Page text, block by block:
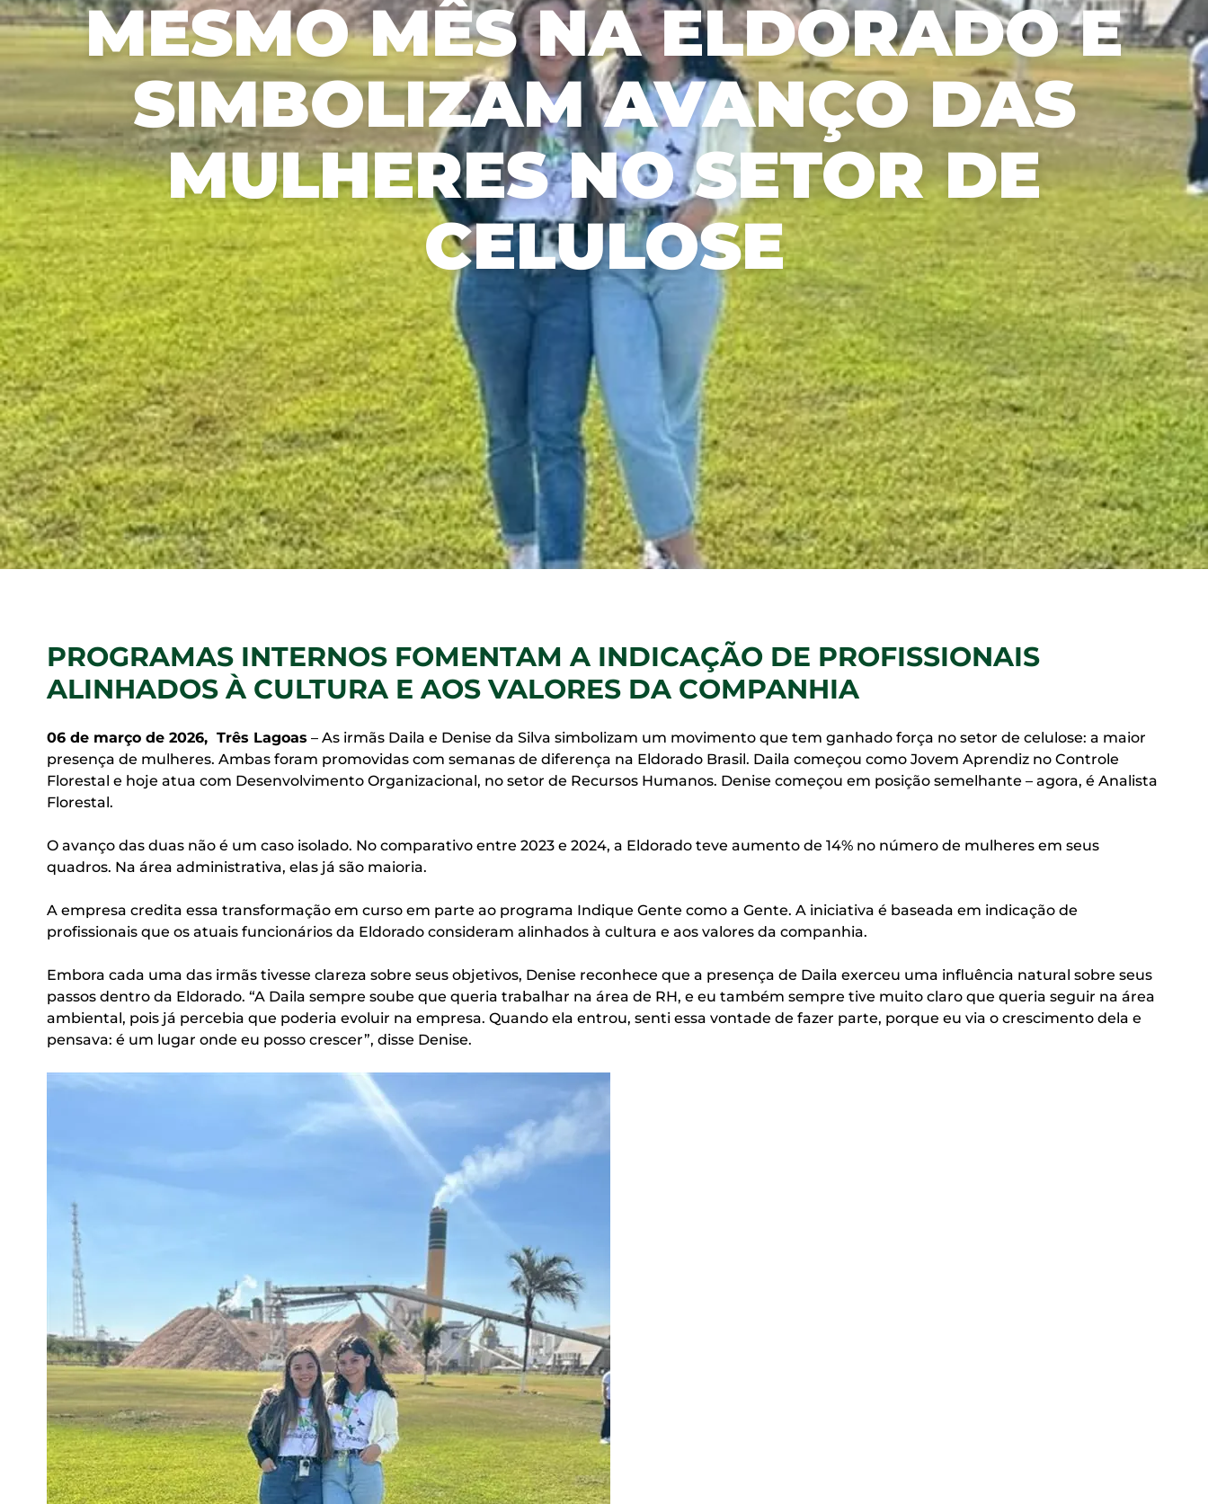
Recusar não essenciais Aceitar todos
Salvar preferências
adequado,
socialmente
benéfico e
economicamente
viável.
Relatório de Sustentabilidade
Plano de Manejo Florestal
com nossos
públicos e o
mercado.
MESMO MÊS NA ELDORADO E
SIMBOLIZAM AVANÇO DAS
MULHERES NO SETOR DE
CELULOSE
PROGRAMAS INTERNOS FOMENTAM A INDICAÇÃO DE PROFISSIONAIS
ALINHADOS À CULTURA E AOS VALORES DA COMPANHIA
06 de março de 2026, Três Lagoas – As irmãs Daila e Denise da Silva simbolizam um movimento que tem ganhado força no setor de celulose: a maior
presença de mulheres. Ambas foram promovidas com semanas de diferença na Eldorado Brasil. Daila começou como Jovem Aprendiz no Controle
Florestal e hoje atua com Desenvolvimento Organizacional, no setor de Recursos Humanos. Denise começou em posição semelhante – agora, é Analista
Florestal.
O avanço das duas não é um caso isolado. No comparativo entre 2023 e 2024, a Eldorado teve aumento de 14% no número de mulheres em seus
quadros. Na área administrativa, elas já são maioria.
A empresa credita essa transformação em curso em parte ao programa Indique Gente como a Gente. A iniciativa é baseada em indicação de
profissionais que os atuais funcionários da Eldorado consideram alinhados à cultura e aos valores da companhia.
Embora cada uma das irmãs tivesse clareza sobre seus objetivos, Denise reconhece que a presença de Daila exerceu uma influência natural sobre seus
passos dentro da Eldorado. “A Daila sempre soube que queria trabalhar na área de RH, e eu também sempre tive muito claro que queria seguir na área
ambiental, pois já percebia que poderia evoluir na empresa. Quando ela entrou, senti essa vontade de fazer parte, porque eu via o crescimento dela e
pensava: é um lugar onde eu posso crescer”, disse Denise.